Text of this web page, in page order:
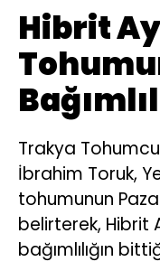
Hibrit
Trakya
İbrahim Toruk,
tohumunun
belirterek, Hibrit
bağımlılığın